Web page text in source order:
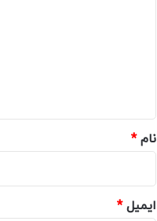
نام*
ایمیل*